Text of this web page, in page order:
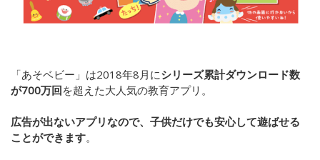
「あそベビー」は2018年8月にシリーズ累計ダウンロード数
が700万回を超えた大人気の教育アプリ。
広告が出ないアプリなので、子供だけでも安心して遊ばせる
ことができます。